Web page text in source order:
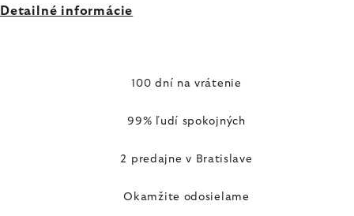
Detailné informácie
100 dní na vrátenie
99% ľudí spokojných
2 predajne v Bratislave
Okamžite odosielame